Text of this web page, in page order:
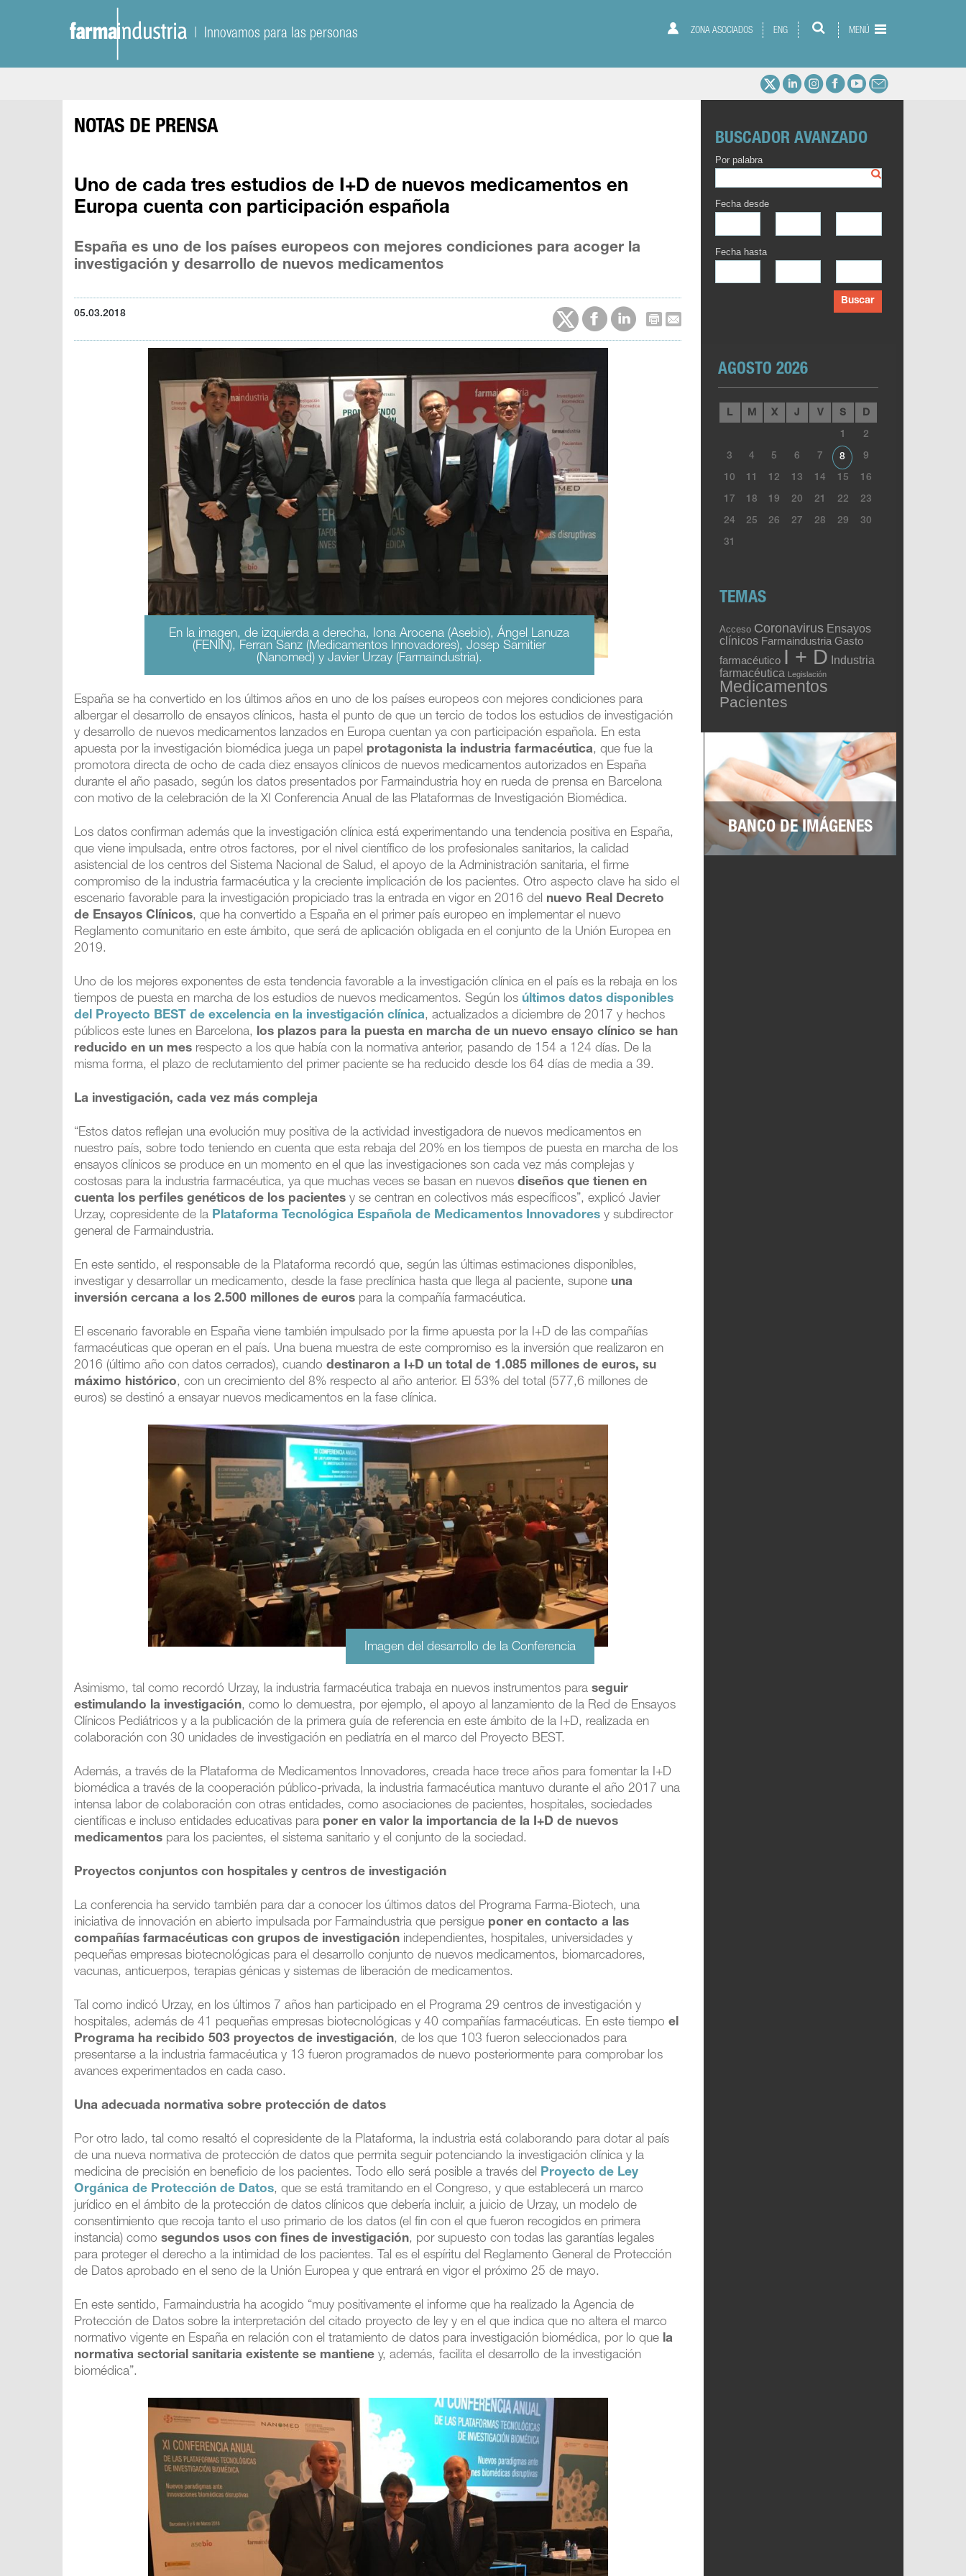
| Innovamos para las personas ZONA ASOCIADOS ENG MENÚ
NOTAS DE PRENSA
Uno de cada tres estudios de I+D de nuevos medicamentos en
Europa cuenta con participación española
España es uno de los países europeos con mejores condiciones para acoger la
investigación y desarrollo de nuevos medicamentos
05.03.2018
En la imagen, de izquierda a derecha, Iona Arocena (Asebio), Ángel Lanuza
(FENIN), Ferran Sanz (Medicamentos Innovadores), Josep Samitier
(Nanomed) y Javier Urzay (Farmaindustria).
España se ha convertido en los últimos años en uno de los países europeos con mejores condiciones para
albergar el desarrollo de ensayos clínicos, hasta el punto de que un tercio de todos los estudios de investigación
y desarrollo de nuevos medicamentos lanzados en Europa cuentan ya con participación española. En esta
apuesta por la investigación biomédica juega un papel protagonista la industria farmacéutica, que fue la
promotora directa de ocho de cada diez ensayos clínicos de nuevos medicamentos autorizados en España
durante el año pasado, según los datos presentados por Farmaindustria hoy en rueda de prensa en Barcelona
con motivo de la celebración de la XI Conferencia Anual de las Plataformas de Investigación Biomédica.
Los datos confirman además que la investigación clínica está experimentando una tendencia positiva en España,
que viene impulsada, entre otros factores, por el nivel científico de los profesionales sanitarios, la calidad
asistencial de los centros del Sistema Nacional de Salud, el apoyo de la Administración sanitaria, el firme
compromiso de la industria farmacéutica y la creciente implicación de los pacientes. Otro aspecto clave ha sido el
escenario favorable para la investigación propiciado tras la entrada en vigor en 2016 del nuevo Real Decreto
de Ensayos Clínicos, que ha convertido a España en el primer país europeo en implementar el nuevo
Reglamento comunitario en este ámbito, que será de aplicación obligada en el conjunto de la Unión Europea en
2019.
Uno de los mejores exponentes de esta tendencia favorable a la investigación clínica en el país es la rebaja en los
tiempos de puesta en marcha de los estudios de nuevos medicamentos. Según los últimos datos disponibles
del Proyecto BEST de excelencia en la investigación clínica, actualizados a diciembre de 2017 y hechos
públicos este lunes en Barcelona, los plazos para la puesta en marcha de un nuevo ensayo clínico se han
reducido en un mes respecto a los que había con la normativa anterior, pasando de 154 a 124 días. De la
misma forma, el plazo de reclutamiento del primer paciente se ha reducido desde los 64 días de media a 39.
La investigación, cada vez más compleja
“Estos datos reflejan una evolución muy positiva de la actividad investigadora de nuevos medicamentos en
nuestro país, sobre todo teniendo en cuenta que esta rebaja del 20% en los tiempos de puesta en marcha de los
ensayos clínicos se produce en un momento en el que las investigaciones son cada vez más complejas y
costosas para la industria farmacéutica, ya que muchas veces se basan en nuevosdiseños que tienen en
cuenta los perfiles genéticos de los pacientes y se centran en colectivos más específicos”, explicó Javier
Urzay, copresidente de la Plataforma Tecnológica Española de Medicamentos Innovadores y subdirector
general de Farmaindustria.
En este sentido, el responsable de la Plataforma recordó que, según las últimas estimaciones disponibles,
investigar y desarrollar un medicamento, desde la fase preclínica hasta que llega al paciente, supone una
inversión cercana a los 2.500 millones de euros para la compañía farmacéutica.
El escenario favorable en España viene también impulsado por la firme apuesta por la I+D de las compañías
farmacéuticas que operan en el país. Una buena muestra de este compromiso es la inversión que realizaron en
2016 (último año con datos cerrados), cuandodestinaron a I+D un total de 1.085 millones de euros, su
máximo histórico, con un crecimiento del 8% respecto al año anterior. El 53% del total (577,6 millones de
euros) se destinó a ensayar nuevos medicamentos en la fase clínica.
Imagen del desarrollo de la Conferencia
Asimismo, tal como recordó Urzay, la industria farmacéutica trabaja en nuevos instrumentos paraseguir
estimulando la investigación, como lo demuestra, por ejemplo, el apoyo al lanzamiento de la Red de Ensayos
Clínicos Pediátricos y a la publicación de la primera guía de referencia en este ámbito de la I+D, realizada en
colaboración con 30 unidades de investigación en pediatría en el marco del Proyecto BEST.
Además, a través de la Plataforma de Medicamentos Innovadores, creada hace trece años para fomentar la I+D
biomédica a través de la cooperación público-privada, la industria farmacéutica mantuvo durante el año 2017 una
intensa labor de colaboración con otras entidades, como asociaciones de pacientes, hospitales, sociedades
científicas e incluso entidades educativas para poner en valor la importancia de la I+D de nuevos
medicamentos para los pacientes, el sistema sanitario y el conjunto de la sociedad.
Proyectos conjuntos con hospitales y centros de investigación
La conferencia ha servido también para dar a conocer los últimos datos del Programa Farma-Biotech, una
iniciativa de innovación en abierto impulsada por Farmaindustria que persigue poner en contacto a las
compañías farmacéuticas con grupos de investigación independientes, hospitales, universidades y
pequeñas empresas biotecnológicas para el desarrollo conjunto de nuevos medicamentos, biomarcadores,
vacunas, anticuerpos, terapias génicas y sistemas de liberación de medicamentos.
Tal como indicó Urzay, en los últimos 7 años han participado en el Programa 29 centros de investigación y
hospitales, además de 41 pequeñas empresas biotecnológicas y 40 compañías farmacéuticas. En este tiempoel
Programa ha recibido 503 proyectos de investigación, de los que 103 fueron seleccionados para
presentarse a la industria farmacéutica y 13 fueron programados de nuevo posteriormente para comprobar los
avances experimentados en cada caso.
Una adecuada normativa sobre protección de datos
Por otro lado, tal como resaltó el copresidente de la Plataforma, la industria está colaborando para dotar al país
de una nueva normativa de protección de datos que permita seguir potenciando la investigación clínica y la
medicina de precisión en beneficio de los pacientes. Todo ello será posible a través del Proyecto de Ley
Orgánica de Protección de Datos, que se está tramitando en el Congreso, y que establecerá un marco
jurídico en el ámbito de la protección de datos clínicos que debería incluir, a juicio de Urzay, un modelo de
consentimiento que recoja tanto el uso primario de los datos (el fin con el que fueron recogidos en primera
instancia) comosegundos usos con fines de investigación, por supuesto con todas las garantías legales
para proteger el derecho a la intimidad de los pacientes. Tal es el espíritu del Reglamento General de Protección
de Datos aprobado en el seno de la Unión Europea y que entrará en vigor el próximo 25 de mayo.
En este sentido, Farmaindustria ha acogido “muy positivamente el informe que ha realizado la Agencia de
Protección de Datos sobre la interpretación del citado proyecto de ley y en el que indica que no altera el marco
normativo vigente en España en relación con el tratamiento de datos para investigación biomédica, por lo que la
normativa sectorial sanitaria existente se mantiene y, además, facilita el desarrollo de la investigación
biomédica”.
BUSCADOR AVANZADO
Por palabra
Fecha desde
Fecha hasta
Buscar
AGOSTO 2026
L M X J V S D
1 2
3 4 5 6 7 8 9
10 11 12 13 14 15 16
17 18 19 20 21 22 23
24 25 26 27 28 29 30
31
TEMAS
Acceso Coronavirus Ensayos
clínicos Farmaindustria Gasto
farmacéutico I + D Industria
farmacéutica Legislación
Medicamentos
Pacientes
BANCO DE IMÁGENES